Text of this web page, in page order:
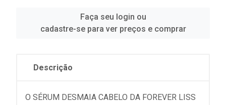
Faça seu login ou
cadastre-se para ver preços e comprar
Descrição
O SÉRUM DESMAIA CABELO DA FOREVER LISS